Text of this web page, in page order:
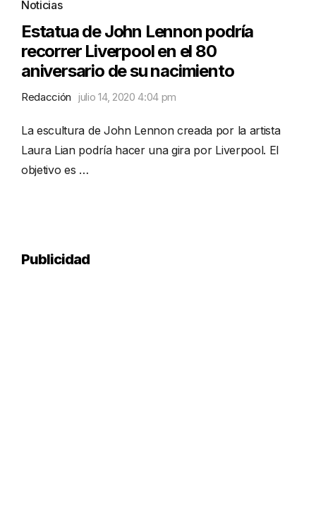
Noticias
Estatua de John Lennon podría
recorrer Liverpool en el 80
aniversario de su nacimiento
Redacción julio 14, 2020 4:04 pm
La escultura de John Lennon creada por la artista
Laura Lian podría hacer una gira por Liverpool. El
objetivo es …
Publicidad